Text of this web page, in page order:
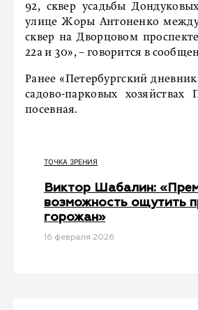
92, сквер усадьбы
улице Жоры Антоненко
сквер на Дворцовом
22а и 30», – говорится в
Ранее «Петербургский
садово-парковых хозяйствах
посевная.
ТОЧКА ЗРЕНИЯ
Виктор Шабалин:
возможность ощутить
горожан»
16 февраля 2026